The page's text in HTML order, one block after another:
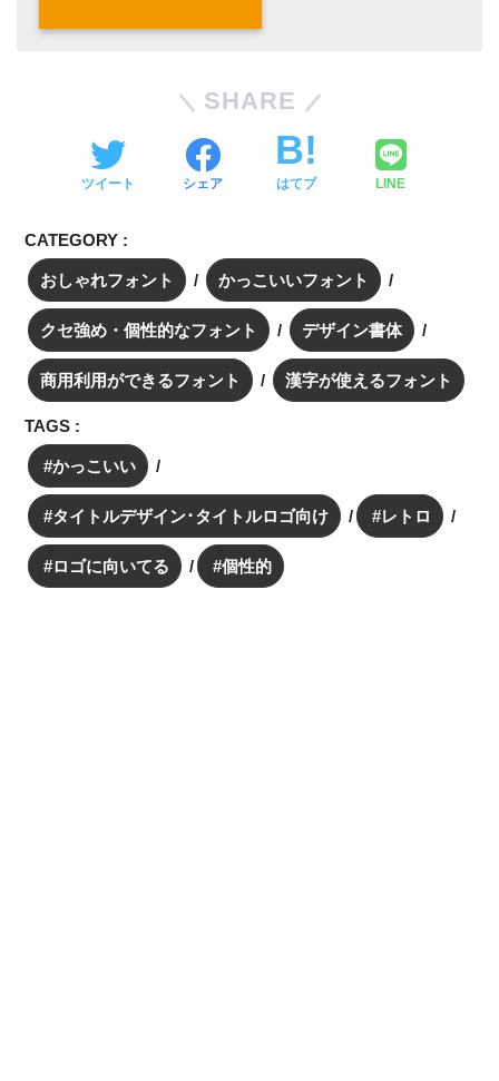
SHARE
ツイート シェア はてブ LINE
CATEGORY :
おしゃれフォント かっこいいフォント
クセ強め・個性的なフォント デザイン書体
商用利用ができるフォント 漢字が使えるフォント
TAGS :
かっこいい
タイトルデザイン･タイトルロゴ向け レトロ
ロゴに向いてる 個性的